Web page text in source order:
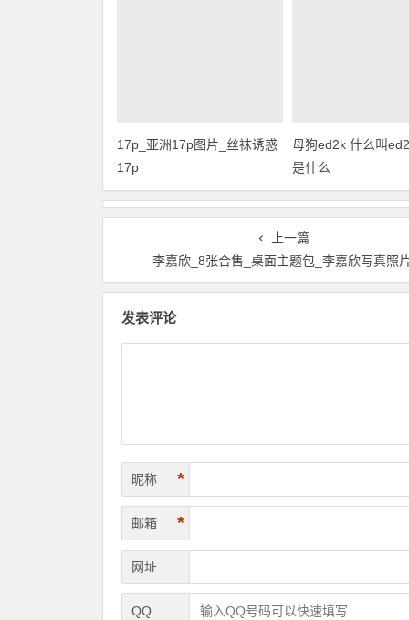
17p_亚洲17p图片_丝袜诱惑
17p
母狗ed2k 什么叫
是什么
上一篇
李嘉欣_8张合售_桌面主题包_李嘉欣写真照
发表评论
昵称 *
邮箱 *
网址
QQ